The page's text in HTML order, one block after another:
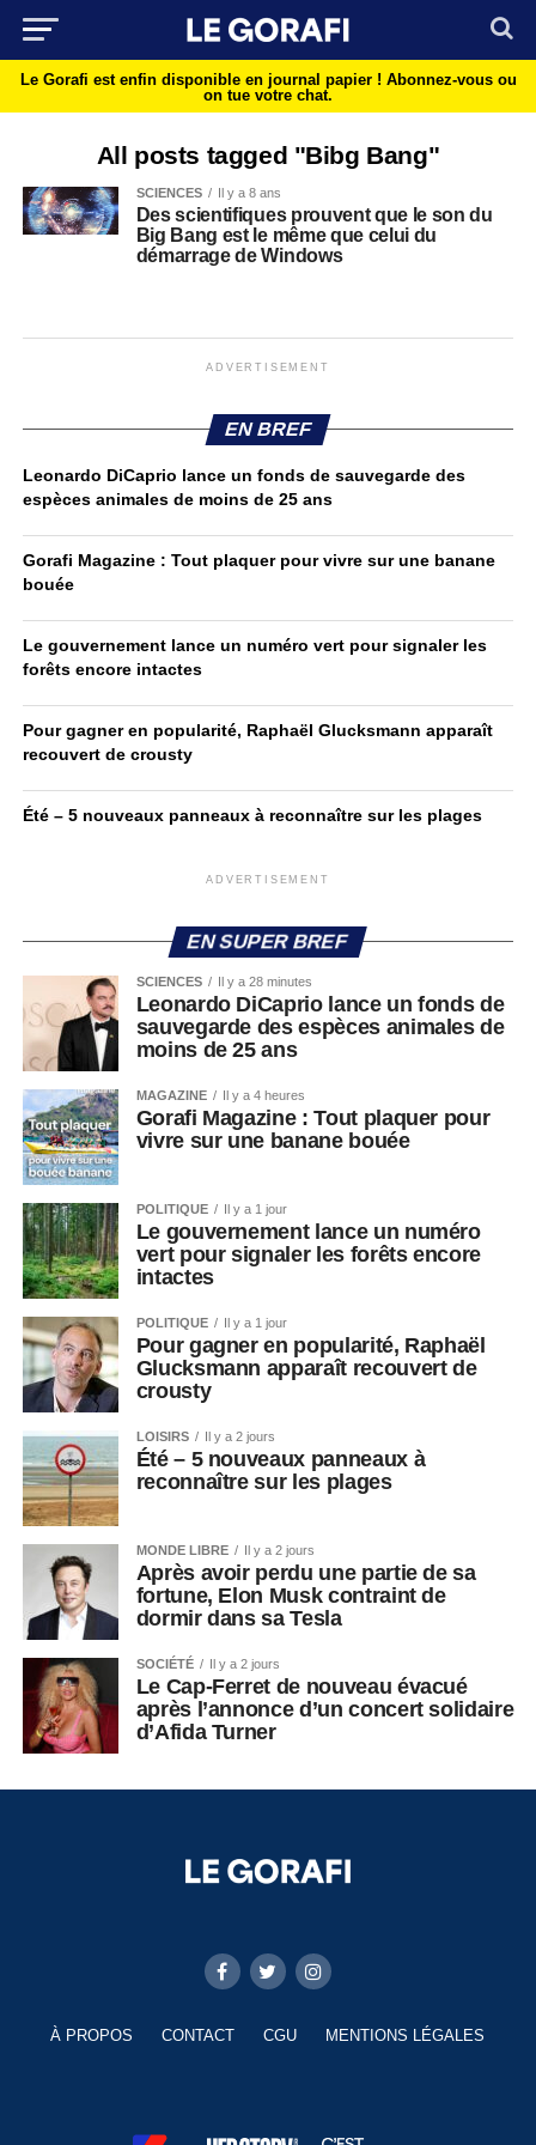
Le Gorafi est enfin disponible en journal papier ! Abonnez-vous ou
on tue votre chat.
All posts tagged "Bibg Bang"
SCIENCES Il y a 8 ans
Des scientifiques prouvent que le son du
Big Bang est le même que celui du
démarrage de Windows
ADVERTISEMENT
EN BREF
Leonardo DiCaprio lance un fonds de sauvegarde des
espèces animales de moins de 25 ans
Gorafi Magazine : Tout plaquer pour vivre sur une banane
bouée
Le gouvernement lance un numéro vert pour signaler les
forêts encore intactes
Pour gagner en popularité, Raphaël Glucksmann apparaît
recouvert de crousty
Été – 5 nouveaux panneaux à reconnaître sur les plages
ADVERTISEMENT
EN SUPER BREF
SCIENCES Il y a 28 minutes
Leonardo DiCaprio lance un fonds de
sauvegarde des espèces animales de
moins de 25 ans
MAGAZINE Il y a 4 heures
Gorafi Magazine : Tout plaquer pour
vivre sur une banane bouée
POLITIQUE Il y a 1 jour
Le gouvernement lance un numéro
vert pour signaler les forêts encore
intactes
POLITIQUE Il y a 1 jour
Pour gagner en popularité, Raphaël
Glucksmann apparaît recouvert de
crousty
LOISIRS Il y a 2 jours
Été – 5 nouveaux panneaux à
reconnaître sur les plages
MONDE LIBRE Il y a 2 jours
Après avoir perdu une partie de sa
fortune, Elon Musk contraint de
dormir dans sa Tesla
SOCIÉTÉ Il y a 2 jours
Le Cap-Ferret de nouveau évacué
après l’annonce d’un concert solidaire
d’Afida Turner
À PROPOS CONTACT CGU MENTIONS LÉGALES